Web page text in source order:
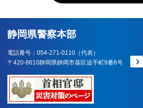
静岡県警察本部
電話番号：054-271-0110（代表）
〒420-8610静岡県静岡市葵区追手町9番6号